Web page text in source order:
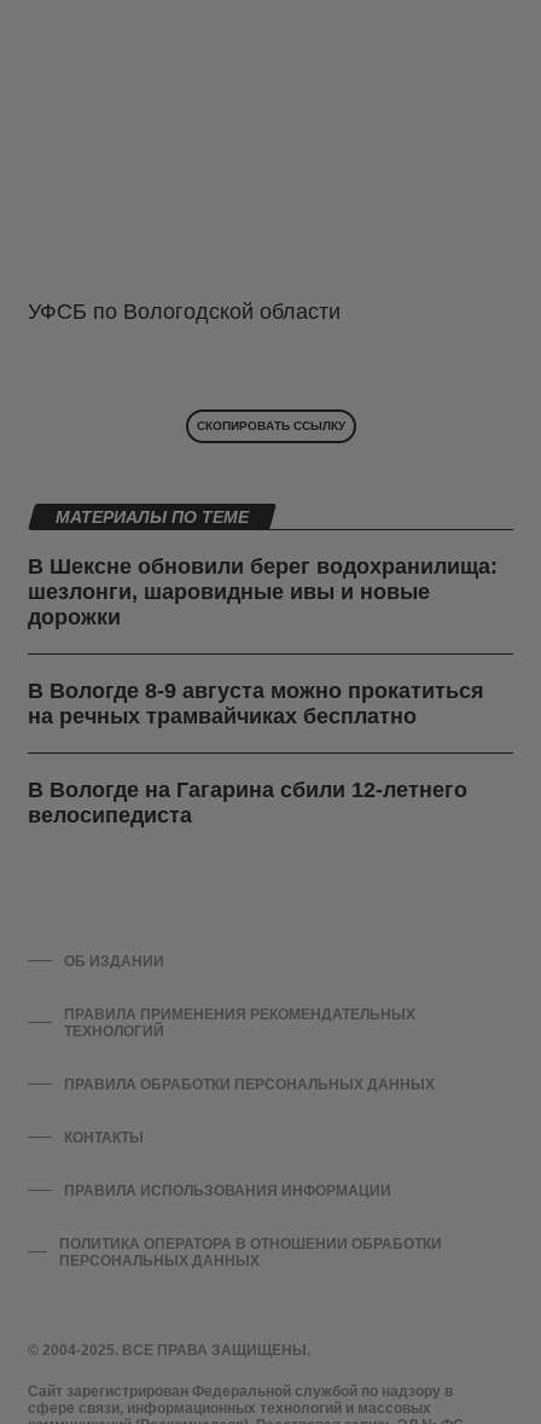
УФСБ по Вологодской области
СКОПИРОВАТЬ ССЫЛКУ
МАТЕРИАЛЫ ПО ТЕМЕ
В Шексне обновили берег водохранилища:
шезлонги, шаровидные ивы и новые
дорожки
В Вологде 8-9 августа можно прокатиться
на речных трамвайчиках бесплатно
В Вологде на Гагарина сбили 12-летнего
велосипедиста
© 2004-2025. ВСЕ ПРАВА ЗАЩИЩЕНЫ.
Сайт зарегистрирован Федеральной службой по надзору в
сфере связи, информационных технологий и массовых
ОБ ИЗДАНИИ
ПРАВИЛА ПРИМЕНЕНИЯ РЕКОМЕНДАТЕЛЬНЫХ
ТЕХНОЛОГИЙ
ПРАВИЛА ОБРАБОТКИ ПЕРСОНАЛЬНЫХ ДАННЫХ
КОНТАКТЫ
ПРАВИЛА ИСПОЛЬЗОВАНИЯ ИНФОРМАЦИИ
ПОЛИТИКА ОПЕРАТОРА В ОТНОШЕНИИ ОБРАБОТКИ
ПЕРСОНАЛЬНЫХ ДАННЫХ